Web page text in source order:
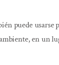
puede
en un